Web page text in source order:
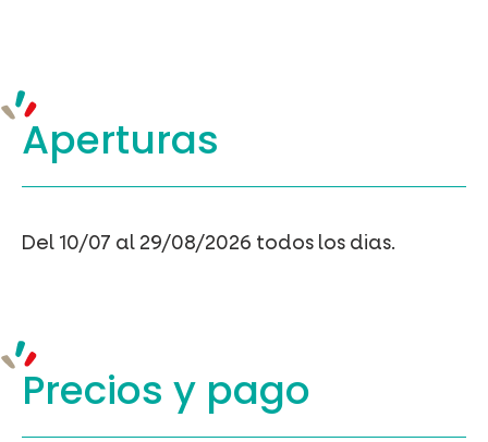
Aperturas
Del 10/07 al 29/08/2026 todos los dias.
Precios y pago